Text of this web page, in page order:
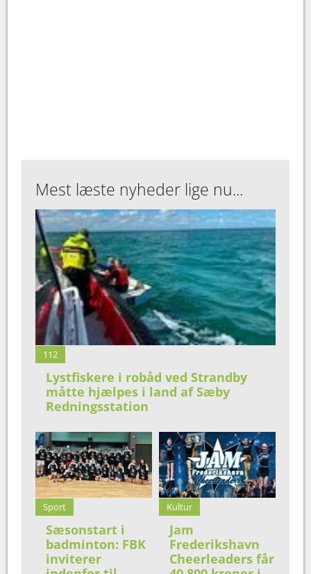
Mest læste nyheder lige nu...
112
Lystfiskere i robåd ved Strandby
måtte hjælpes i land af Sæby
Redningsstation
Sport
Sæsonstart i
badminton: FBK
inviterer
Kultur
Jam
Frederikshavn
Cheerleaders får